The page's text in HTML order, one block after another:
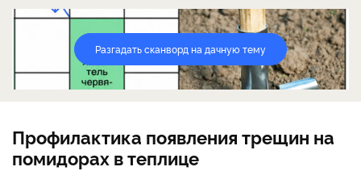
Разгадать сканворд на дачную тему
Профилактика появления трещин на
помидорах в теплице